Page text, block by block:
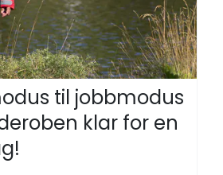
til jobbmodus
klar for en